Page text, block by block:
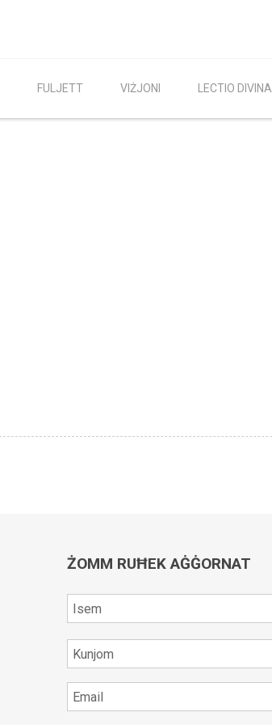
FULJETT VIŻJONI LECTIO DIVINA
ŻOMM RUĦEK AĠĠORNAT